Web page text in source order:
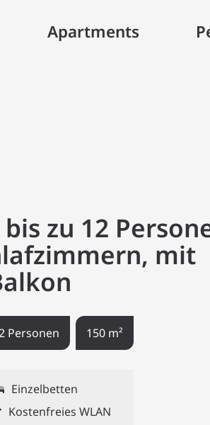
Apartments
zu 12
mit
Personen 150m²
Einzelbetten
Kostenfreies WLAN